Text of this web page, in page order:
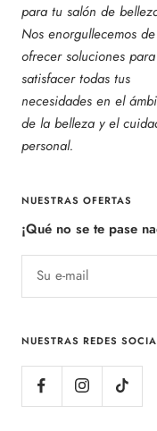
para tu salón de
Nos enorgullecemos de
ofrecer soluciones para
satisfacer todas tus
necesidades en el
de la belleza y el
personal.
NUESTRAS OFERTAS
¡Qué no se te pase
Su e-mail
NUESTRAS REDES